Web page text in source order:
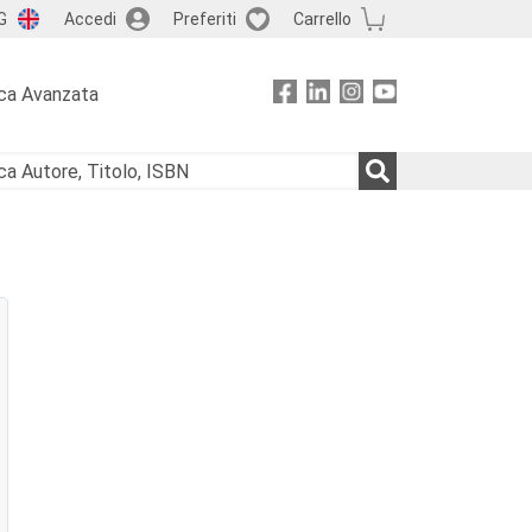
Accedi Preferiti Carrello
Avanzata